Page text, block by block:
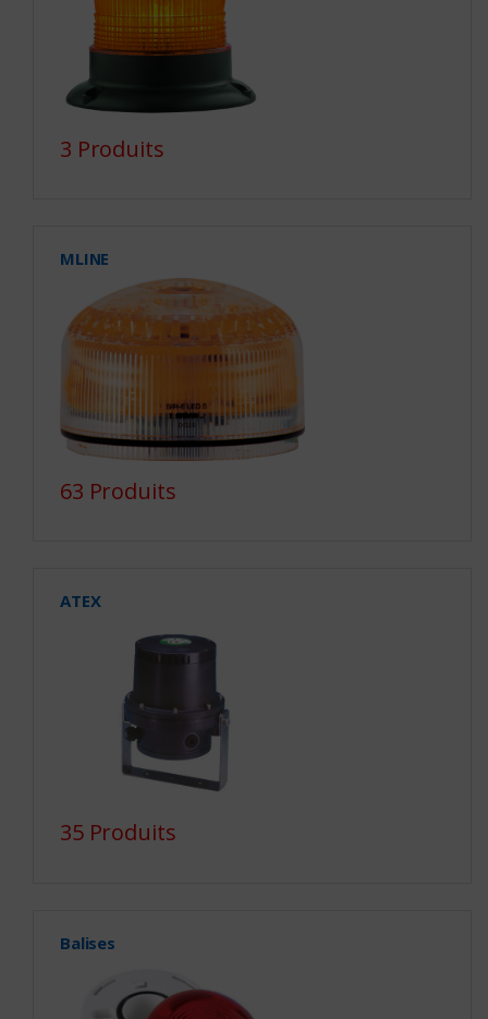
3 Produits
MLINE
63 Produits
ATEX
35 Produits
Balises